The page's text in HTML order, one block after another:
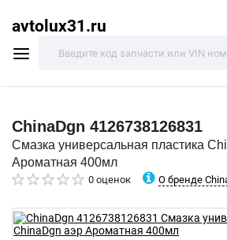
avtolux31.ru
ChinaDgn 4126738126831
Смазка универсальная пластика
Ароматная 400мл
0 оценок О бренде